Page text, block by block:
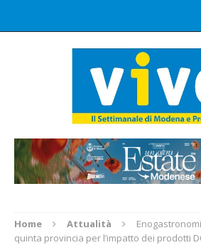
Home Attualità
quinta provincia per l’impatto dei prodotti